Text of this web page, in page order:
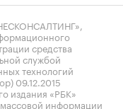
средства
службой
технологий
09.12.2015
издания «РБК»
массовой информации